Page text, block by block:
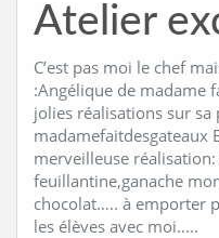
Atelier
C’est pas moi le chef
:Angélique de madame
jolies réalisations sur sa
madamefaitdesgateaux
merveilleuse
feuillantine,ganache
chocolat….. à emporter
les élèves avec moi…..